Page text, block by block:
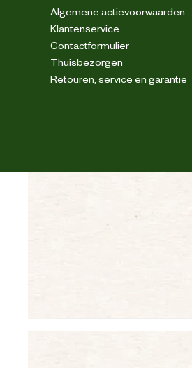
Algemene actievoorwaarden
Klantenservice
Contactformulier
Thuisbezorgen
Retouren, service en garantie